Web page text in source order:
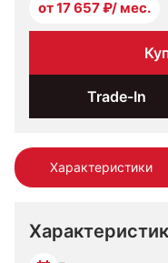
Характеристики
от 17 657 ₽/ мес.
Trade-In